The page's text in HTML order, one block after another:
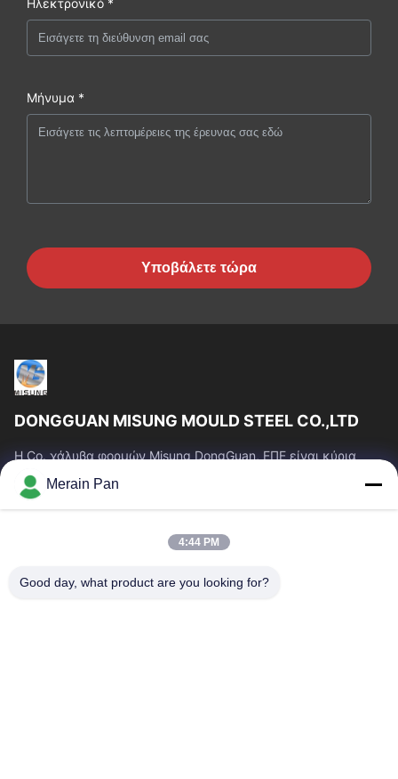
Μήνυμα *
Υποβάλετε τώρα
DONGGUAN MISUNG MOULD STEEL CO.,LTD
Η Co. χάλυβα φορμών Misung DongGuan, ΕΠΕ είναι κύρια
επιχείρηση του ανεφοδιασμού που ο πλαστικός χάλυβας
κύβων, καυτός χάλυβας εργασίας, κρύος...
Γρήγοροι Σύνδεσμοι
Προϊόντα
Εμφάνιση VR
Περίπου Εμείς
Merain Pan
4:44 PM
Good day, what product are you looking for?